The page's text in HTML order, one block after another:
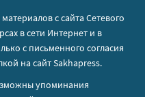
с сайта Сетевого
в сети Интернет и в
с письменного согласия
на сайт Sakhapress.
упоминания